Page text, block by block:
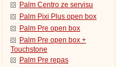
Palm Centro ze servisu
Palm Pixi Plus open box
Palm Pre open box
Palm Pre open box +
Touchstone
Palm Pre repas